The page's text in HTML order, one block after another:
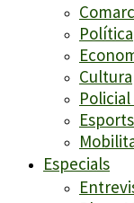
Política
Cultura
Esports
Especials